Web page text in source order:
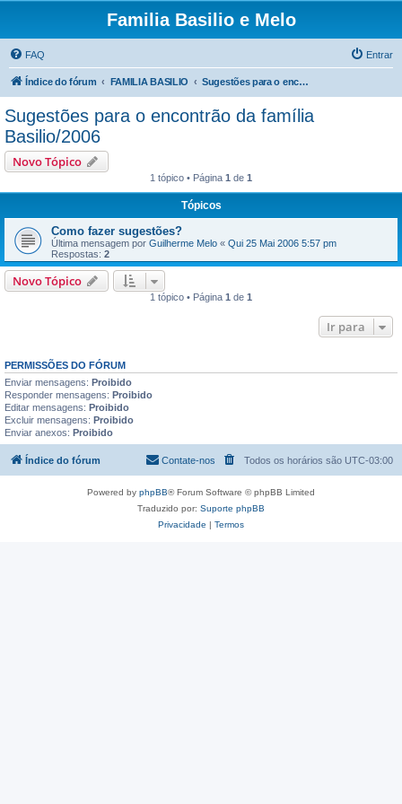
Familia Basilio e Melo
FAQ Entrar
Índice do fórum FAMILIA BASILIO Sugestões para o encontrão da família Basilio/2006
Sugestões para o encontrão da família
Basilio/2006
Novo Tópico
1 tópico • Página 1 de 1
Tópicos
Como fazer sugestões?
Última mensagem por Guilherme Melo « Qui 25 Mai 2006 5:57 pm
Respostas: 2
Novo Tópico
1 tópico • Página 1 de 1
Ir para
PERMISSÕES DO FÓRUM
Enviar mensagens: Proibido
Responder mensagens: Proibido
Editar mensagens: Proibido
Excluir mensagens: Proibido
Enviar anexos: Proibido
Índice do fórum Todos os horários são UTC-03:00
Contate-nos
Powered by phpBB® Forum Software © phpBB Limited
Traduzido por: Suporte phpBB
Privacidade | Termos